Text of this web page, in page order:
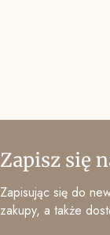
Zapisz się
Zapisując się do
zakupy, a także